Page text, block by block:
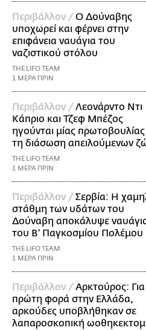
Περιβάλλον / Ο Δούναβης
υποχωρεί και φέρνει στην
επιφάνεια ναυάγια του
ναζιστικού στόλου
THE LIFO TEAM
1 ΜΕΡΑ ΠΡΙΝ
Περιβάλλον / Λεονάρντο Ντι
Κάπριο και Τζεφ Μπέζος
ηγούνται μίας πρωτοβουλίας
τη διάσωση απειλούμενων
THE LIFO TEAM
1 ΜΕΡΑ ΠΡΙΝ
Περιβάλλον / Σερβία: Η
στάθμη των υδάτων του
Δούναβη αποκάλυψε
του Β' Παγκοσμίου Πολέμου
THE LIFO TEAM
1 ΜΕΡΑ ΠΡΙΝ
Περιβάλλον / Αρκτούρος: Για
πρώτη φορά στην Ελλάδα,
αρκούδες υποβλήθηκαν σε
λαπαροσκοπική